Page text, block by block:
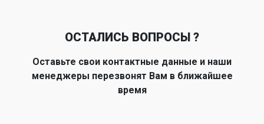
ОСТАЛИСЬ ВОПРОСЫ ?
Оставьте свои контактные данные и наши
менеджеры перезвонят Вам в ближайшее
время